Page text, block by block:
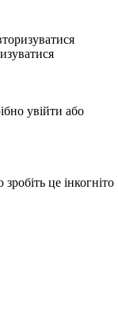
увійти або
це інкогніто